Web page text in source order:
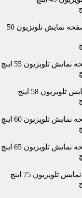
قیمت و خرید اینترنتی انواع محافظ صفحه نمایش تلویزیون 50
تلویزیون 55 اینچ
58 اینچ
تلویزیون 60 اینچ
تلویزیون 65 اینچ
75 اینچ